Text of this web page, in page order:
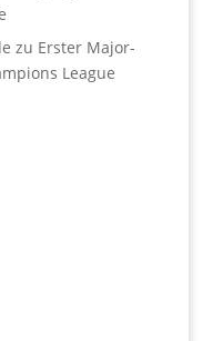
zu Erster Major-
League